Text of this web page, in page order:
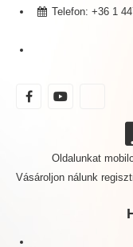
Telefon: +36 1
Oldalunkat
Vásároljon nálunk